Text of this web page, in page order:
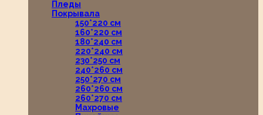
Пледы
Покрывала
150*220 см
160*220 см
180*240 см
220*240 см
230*250 см
240*260 см
250*270 см
260*260 см
260*270 см
Махровые